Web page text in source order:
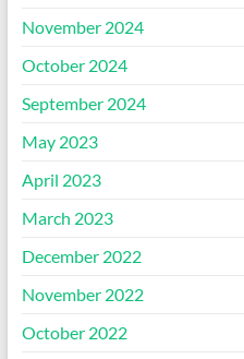
November 2024
October 2024
September 2024
May 2023
April 2023
March 2023
December 2022
November 2022
October 2022